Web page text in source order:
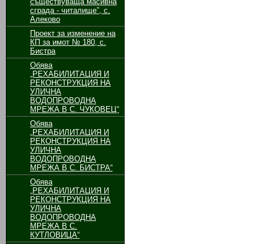
сграда - читалище”, с.
Алеково
Проект за изменение на
КП за имот № 180, с.
Бистра
Обява
„РЕХАБИЛИТАЦИЯ И
РЕКОНСТРУКЦИЯ НА
УЛИЧНА
ВОДОПРОВОДНА
МРЕЖА В С. ЧУКОВЕЦ“
Обява
„РЕХАБИЛИТАЦИЯ И
РЕКОНСТРУКЦИЯ НА
УЛИЧНА
ВОДОПРОВОДНА
МРЕЖА В С. БИСТРА“
Обява
„РЕХАБИЛИТАЦИЯ И
РЕКОНСТРУКЦИЯ НА
УЛИЧНА
ВОДОПРОВОДНА
МРЕЖА В С.
КУТЛОВИЦА“